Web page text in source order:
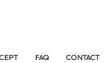
FAQ CONTACT